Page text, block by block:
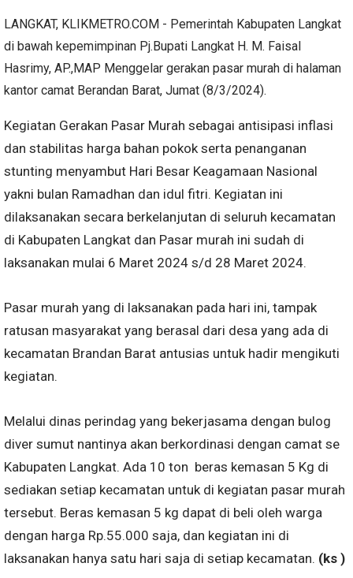
LANGKAT, KLIKMETRO.COM - Pemerintah Kabupaten Langkat
di bawah kepemimpinan Pj.Bupati Langkat H. M. Faisal
Hasrimy, AP.,MAP Menggelar gerakan pasar murah di halaman
kantor camat Berandan Barat, Jumat (8/3/2024).
Kegiatan Gerakan Pasar Murah sebagai antisipasi inflasi
dan stabilitas harga bahan pokok serta penanganan
stunting menyambut Hari Besar Keagamaan Nasional
yakni bulan Ramadhan dan idul fitri. Kegiatan ini
dilaksanakan secara berkelanjutan di seluruh kecamatan
di Kabupaten Langkat dan Pasar murah ini sudah di
laksanakan mulai 6 Maret 2024 s/d 28 Maret 2024.
Pasar murah yang di laksanakan pada hari ini, tampak
ratusan masyarakat yang berasal dari desa yang ada di
kecamatan Brandan Barat antusias untuk hadir mengikuti
kegiatan.
Melalui dinas perindag yang bekerjasama dengan bulog
diver sumut nantinya akan berkordinasi dengan camat se
Kabupaten Langkat. Ada 10 ton beras kemasan 5 Kg di
sediakan setiap kecamatan untuk di kegiatan pasar murah
tersebut. Beras kemasan 5 kg dapat di beli oleh warga
dengan harga Rp.55.000 saja, dan kegiatan ini di
laksanakan hanya satu hari saja di setiap kecamatan. (ks )